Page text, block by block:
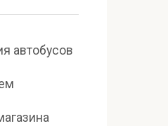
автобусов